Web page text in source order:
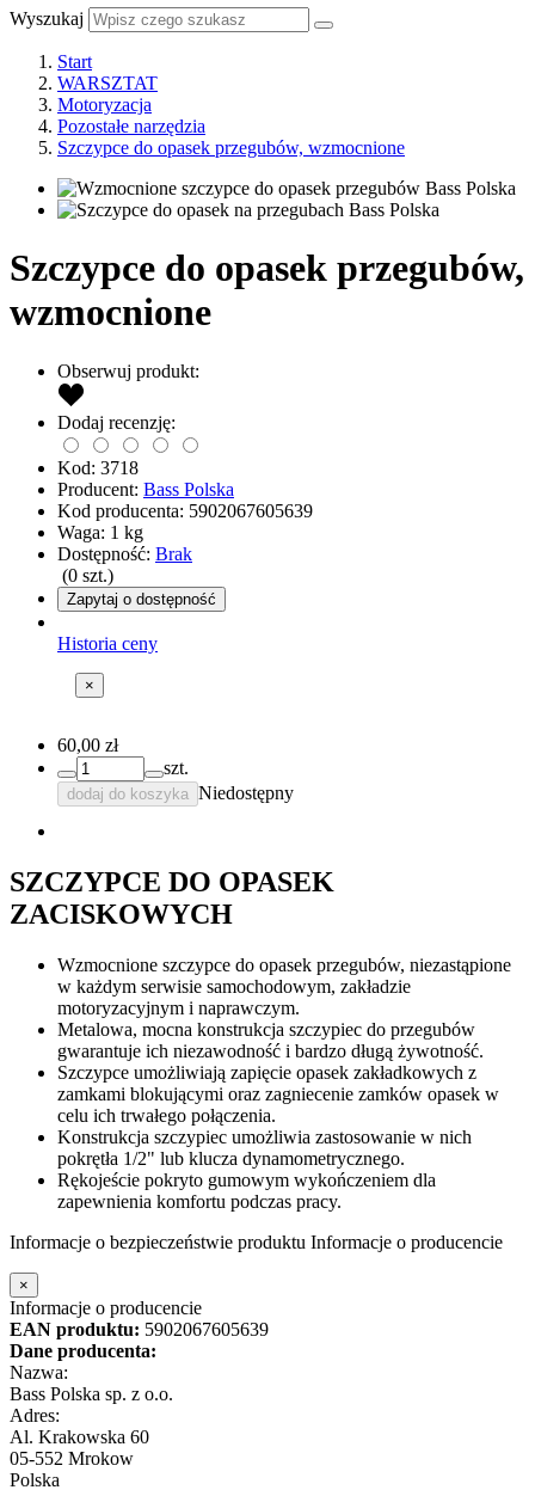
Wyszukaj
Start
WARSZTAT
Motoryzacja
Pozostałe narzędzia
Szczypce do opasek przegubów, wzmocnione
Szczypce do opasek przegubów,
wzmocnione
Obserwuj produkt:
Dodaj recenzję:
Kod: 3718
Producent: Bass Polska
Kod producenta: 5902067605639
Waga: 1 kg
Dostępność: Brak
(0 szt.)
Zapytaj o dostępność
Historia ceny
×
60,00 zł
szt.
dodaj do koszyka Niedostępny
SZCZYPCE DO OPASEK
ZACISKOWYCH
Wzmocnione szczypce do opasek przegubów, niezastąpione
w każdym serwisie samochodowym, zakładzie
motoryzacyjnym i naprawczym.
Metalowa, mocna konstrukcja szczypiec do przegubów
gwarantuje ich niezawodność i bardzo długą żywotność.
Szczypce umożliwiają zapięcie opasek zakładkowych z
zamkami blokującymi oraz zagniecenie zamków opasek w
celu ich trwałego połączenia.
Konstrukcja szczypiec umożliwia zastosowanie w nich
pokrętła 1/2" lub klucza dynamometrycznego.
Rękojeście pokryto gumowym wykończeniem dla
zapewnienia komfortu podczas pracy.
Informacje o bezpieczeństwie produktu Informacje o producencie
×
Informacje o producencie
EAN produktu: 5902067605639
Dane producenta:
Nazwa:
Bass Polska sp. z o.o.
Adres:
Al. Krakowska 60
05-552 Mrokow
Polska